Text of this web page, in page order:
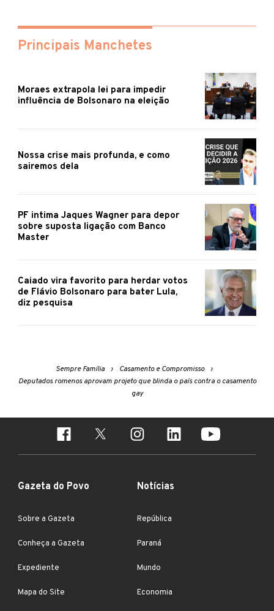
Principais Manchetes
Moraes extrapola lei para impedir
influência de Bolsonaro na eleição
Nossa crise mais profunda, e como
sairemos dela
PF intima Jaques Wagner para depor
sobre suposta ligação com Banco
Master
Caiado vira favorito para herdar votos
de Flávio Bolsonaro para bater Lula,
diz pesquisa
Sempre Família
Casamento e Compromisso
Deputados romenos aprovam projeto que blinda o país contra o casamento
gay
Gazeta do Povo
Sobre a Gazeta
Conheça a Gazeta
Expediente
Mapa do Site
Notícias
República
Paraná
Mundo
Economia